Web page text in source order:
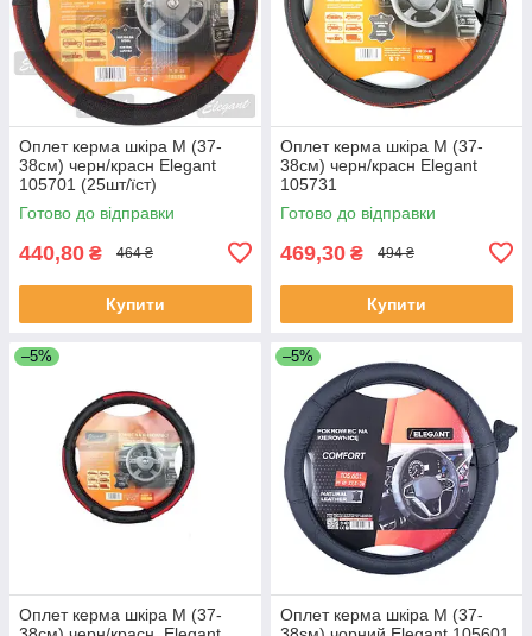
Оплет керма шкіра М (37-
38см) черн/красн Elegant
105701 (25шт/їст)
Готово до відправки
440,80 ₴ 464 ₴
Купити
Оплет керма шкіра М (37-
38см) черн/красн Elegant
105731
Готово до відправки
469,30 ₴ 494 ₴
Купити
–5%
Оплет керма шкіра М (37-
–5%
Оплет керма шкіра М (37-